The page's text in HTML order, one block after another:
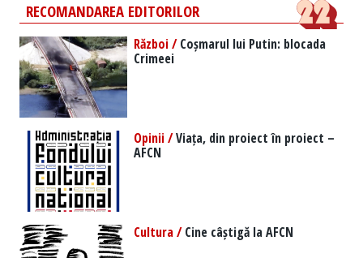
RECOMANDAREA EDITORILOR
Război /Coșmarul lui Putin: blocada
Crimeei
Opinii /Viața, din proiect în proiect –
AFCN
Cultura /Cine câștigă la AFCN